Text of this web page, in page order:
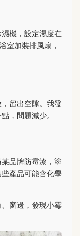
機，設定濕度在
室加裝排風扇，
留出空隙。我發
，問題減少。
品牌防霉漆，塗
產品可能含化學
窗邊，發現小霉